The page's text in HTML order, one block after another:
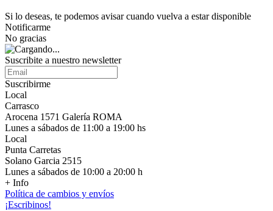
Si lo deseas, te podemos avisar cuando vuelva a estar disponible
Notificarme
No gracias
Suscribite a nuestro newsletter
Suscribirme
Local
Carrasco
Arocena 1571 Galería ROMA
Lunes a sábados de 11:00 a 19:00 hs
Local
Punta Carretas
Solano Garcia 2515
Lunes a sábados de 10:00 a 20:00 h
+ Info
Política de cambios y envíos
¡Escribinos!